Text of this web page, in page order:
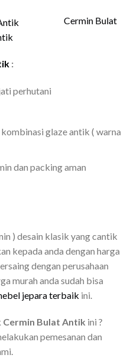
Cermin Bulat
:
perhutani
glaze antik ( warna
dan packing aman
) desain klasik yang cantik
kepada anda dengan harga
dengan perusahaan
murah anda sudah bisa
jepara terbaik ini.
Cermin Bulat Antik ini ?
pemesanan dan